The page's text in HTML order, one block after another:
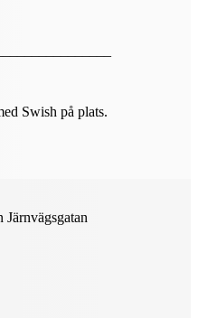
Swish på plats.
Järnvägsgatan